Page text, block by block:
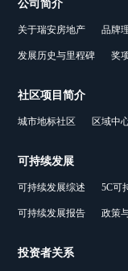
公司简介
关于瑞安房地产 品牌
发展历史与里程碑 奖
社区项目简介
城市地标社区 区域中
可持续发展
可持续发展综述 5C可
可持续发展报告 政策
投资者关系